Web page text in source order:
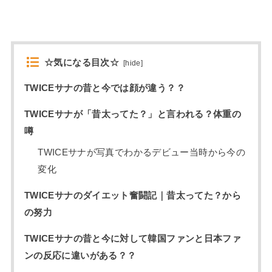
☆気になる目次☆ [hide]
TWICEサナの昔と今では顔が違う？？
TWICEサナが「昔太ってた？」と言われる？体重の
噂
TWICEサナが写真でわかるデビュー当時から今の
変化
TWICEサナのダイエット奮闘記｜昔太ってた？から
の努力
TWICEサナの昔と今に対して韓国ファンと日本ファ
ンの反応に違いがある？？